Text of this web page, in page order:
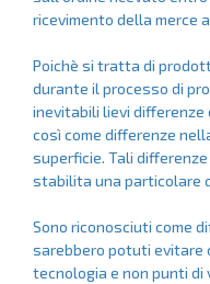
ricevimento della merce
Poichè si tratta di
durante il processo di
inevitabili lievi differenze
così come differenze
superficie. Tali
stabilita una particolare
Sono riconosciuti come
sarebbero potuti
tecnologia e non punti di